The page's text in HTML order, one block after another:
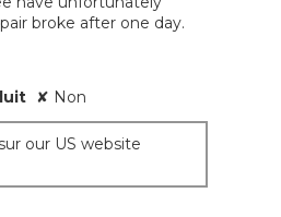
broke after one day.
✘ Non
our US website